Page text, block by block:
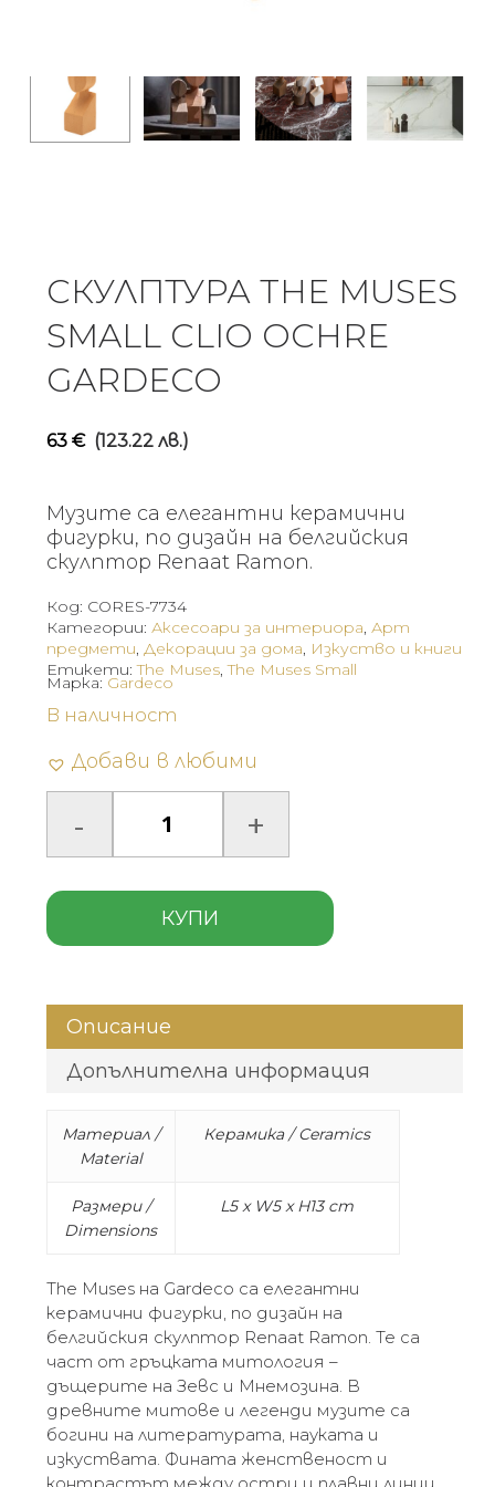
СКУЛПТУРА THE MUSES
SMALL CLIO OCHRE
GARDECO
63 € (123.22 лв.)
Музите са елегантни керамични
фигурки, по дизайн на белгийския
скулптор Renaat Ramon.
Код: CORES-7734
Категории: Аксесоари за интериора, Арт
предмети, Декорации за дома, Изкуство и книги
Етикети:The Muses,The Muses Small
В наличност
Добави в любими
КУПИ
Марка: Gardeco
Описание
Допълнителна информация
Материал /
Material
Керамика / Ceramics
Размери /
Dimensions
L5 x W5 x H13 cm
The Muses на Gardeco са елегантни
керамични фигурки, по дизайн на
белгийския скулптор Renaat Ramon. Те са
част от гръцката митология –
дъщерите на Зевс и Мнемозина. В
древните митове и легенди музите са
богини на литературата, науката и
изкуствата. Фината женственост и